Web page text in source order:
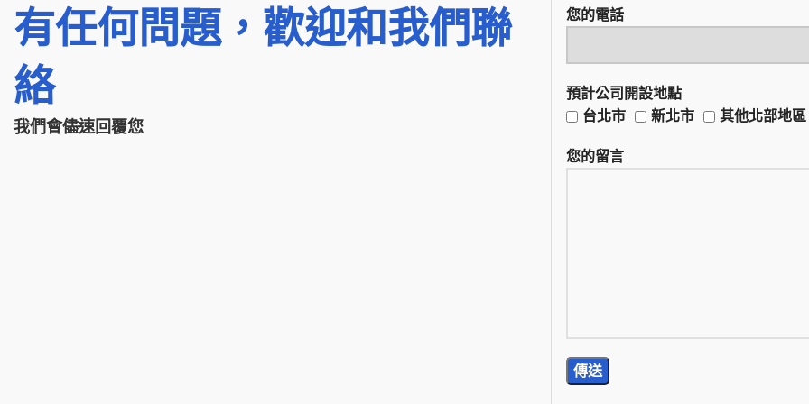
有任何問題，歡迎和我們聯
絡
我們會儘速回覆您
您的電話
預計公司開設地點
台北市
新北市 其他北部地區
您的留言